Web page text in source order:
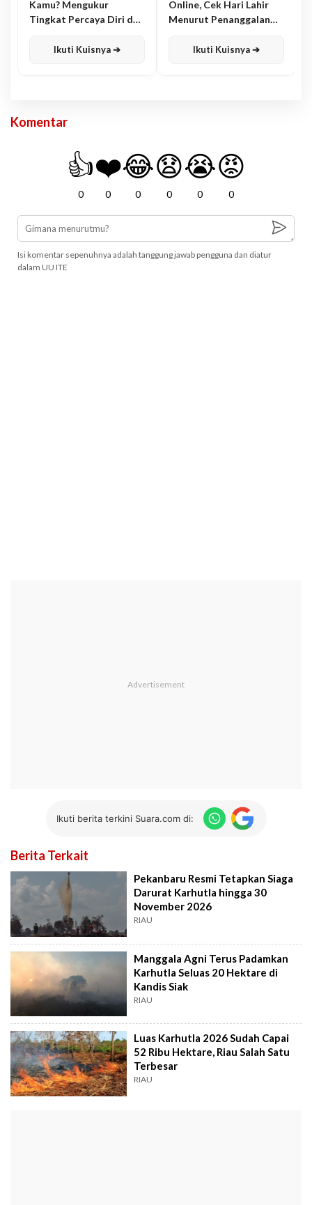
Kamu? Mengukur
Tingkat Percaya Diri dan
Ikuti Kuisnya ➔
Online, Cek Hari Lahir
Menurut Penanggalan
Ikuti Kuisnya ➔
Komentar
👍
0
❤️
0
😂
0
😧
0
😭
0
😡
0
Isi komentar sepenuhnya adalah tanggung jawab pengguna dan diatur
dalam UU ITE
Ikuti berita terkini Suara.com di:
Berita Terkait
Pekanbaru Resmi Tetapkan Siaga
Darurat Karhutla hingga 30
November 2026
RIAU
Manggala Agni Terus Padamkan
Karhutla Seluas 20 Hektare di
Kandis Siak
RIAU
Luas Karhutla 2026 Sudah Capai
52 Ribu Hektare, Riau Salah Satu
Terbesar
RIAU